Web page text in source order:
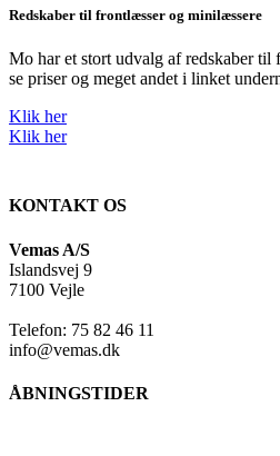
Redskaber til frontlæsser og minilæssere
Mo har et stort udvalg af redskaber
se priser og meget andet i linket
Klik her
Klik her
KONTAKT OS
Vemas A/S
Islandsvej 9
7100 Vejle
Telefon: 75 82 46 11
info@vemas.dk
ÅBNINGSTIDER